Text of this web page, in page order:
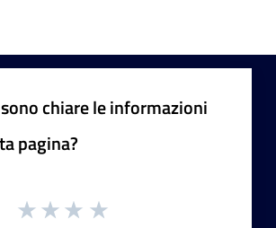
chiare le informazioni
pagina?